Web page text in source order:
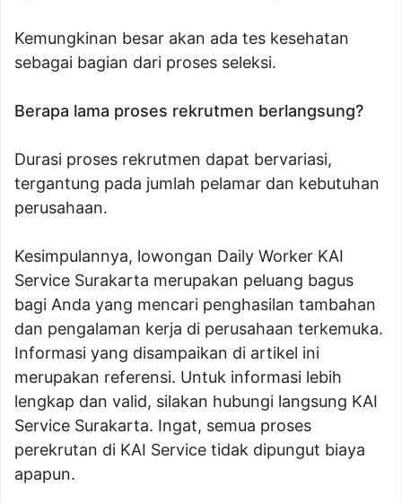
Kemungkinan besar akan ada tes kesehatan
sebagai bagian dari proses seleksi.
Berapa lama proses rekrutmen berlangsung?
Durasi proses rekrutmen dapat bervariasi,
tergantung pada jumlah pelamar dan kebutuhan
perusahaan.
Kesimpulannya, lowongan Daily Worker KAI
Service Surakarta merupakan peluang bagus
bagi Anda yang mencari penghasilan tambahan
dan pengalaman kerja di perusahaan terkemuka.
Informasi yang disampaikan di artikel ini
merupakan referensi. Untuk informasi lebih
lengkap dan valid, silakan hubungi langsung KAI
Service Surakarta. Ingat, semua proses
perekrutan di KAI Service tidak dipungut biaya
apapun.